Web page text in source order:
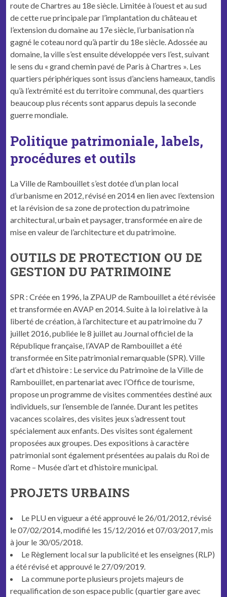
route de Chartres au 18e siècle. Limitée à l’ouest et au sud
de cette rue principale par l’implantation du château et
l’extension du domaine au 17e siècle, l’urbanisation n’a
gagné le coteau nord qu’à partir du 18e siècle. Adossée au
domaine, la ville s’est ensuite développée vers l’est, suivant
le sens du « grand chemin pavé de Paris à Chartres ». Les
quartiers périphériques sont issus d’anciens hameaux, tandis
qu’à l’extrémité est du territoire communal, des quartiers
beaucoup plus récents sont apparus depuis la seconde
guerre mondiale.
Politique patrimoniale, labels,
procédures et outils
La Ville de Rambouillet s’est dotée d’un plan local
d’urbanisme en 2012, révisé en 2014 en lien avec l’extension
et la révision de sa zone de protection du patrimoine
architectural, urbain et paysager, transformée en aire de
mise en valeur de l’architecture et du patrimoine.
OUTILS DE PROTECTION OU DE
GESTION DU PATRIMOINE
SPR : Créée en 1996, la ZPAUP de Rambouillet a été révisée
et transformée en AVAP en 2014. Suite à la loi relative à la
liberté de création, à l’architecture et au patrimoine du 7
juillet 2016, publiée le 8 juillet au Journal officiel de la
République française, l’AVAP de Rambouillet a été
transformée en Site patrimonial remarquable (SPR). Ville
d’art et d’histoire : Le service du Patrimoine de la Ville de
Rambouillet, en partenariat avec l’Office de tourisme,
propose un programme de visites commentées destiné aux
individuels, sur l’ensemble de l’année. Durant les petites
vacances scolaires, des visites jeux s’adressent tout
spécialement aux enfants. Des visites sont également
proposées aux groupes. Des expositions à caractère
patrimonial sont également présentées au palais du Roi de
Rome – Musée d’art et d’histoire municipal.
PROJETS URBAINS
Le PLU en vigueur a été approuvé le 26/01/2012, révisé
le 07/02/2014, modifié les 15/12/2016 et 07/03/2017, mis
à jour le 30/05/2018.
Le Règlement local sur la publicité et les enseignes (RLP)
a été révisé et approuvé le 27/09/2019.
La commune porte plusieurs projets majeurs de
requalification de son espace public (quartier gare avec